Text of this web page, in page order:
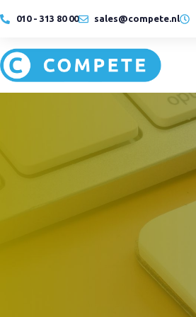
010 - 313 80 00 sales@compete.nl
Hybride
werken
Hybride
werken
LEES MEER